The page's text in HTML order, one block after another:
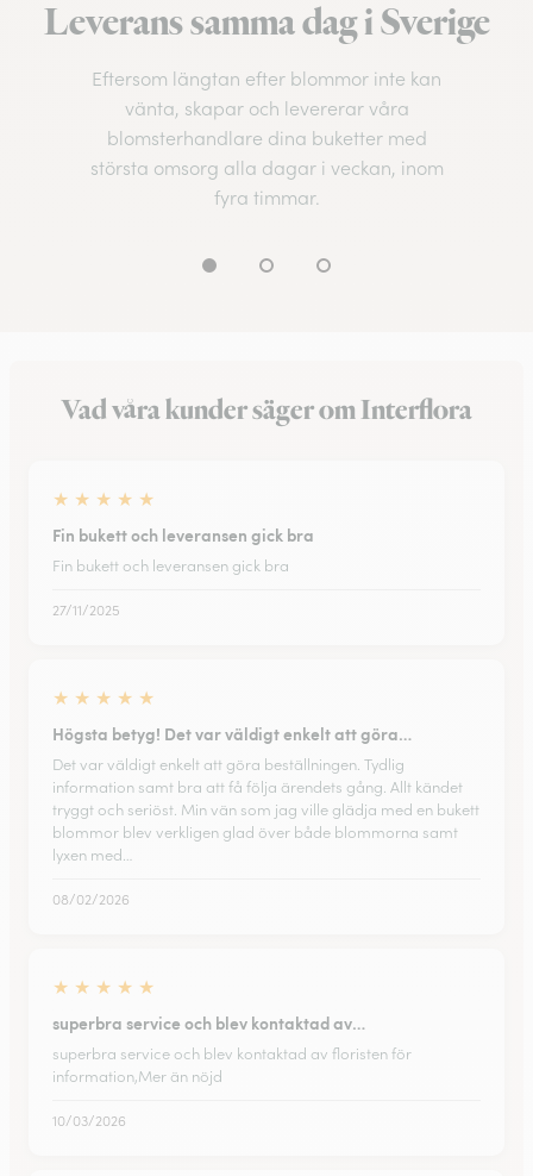
Leverans samma dag i Sverige
Eftersom längtan efter blommor inte kan
vänta, skapar och levererar våra
blomsterhandlare dina buketter med
största omsorg alla dagar i veckan, inom
fyra timmar.
Vad våra kunder säger om Interflora
★ ★ ★ ★ ★
Fin bukett och leveransen gick bra
Fin bukett och leveransen gick bra
27/11/2025
★ ★ ★ ★ ★
Högsta betyg! Det var väldigt enkelt att göra…
Det var väldigt enkelt att göra beställningen. Tydlig
information samt bra att få följa ärendets gång. Allt kändet
tryggt och seriöst. Min vän som jag ville glädja med en bukett
blommor blev verkligen glad över både blommorna samt
lyxen med…
08/02/2026
★ ★ ★ ★ ★
superbra service och blev kontaktad av…
superbra service och blev kontaktad av floristen för
information,Mer än nöjd
10/03/2026